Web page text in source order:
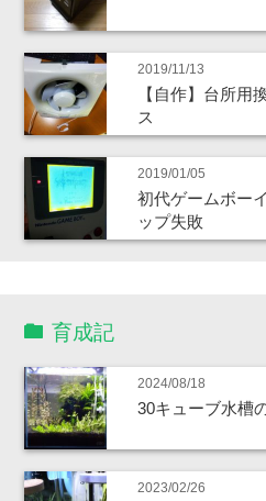
2019/11/13
【自作】台所用
ス
2019/01/05
初代ゲームボー
ップ失敗
育成記
2024/08/18
30キューブ水槽
2023/02/26